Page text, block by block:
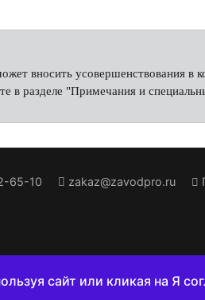
вносить усовершенствования в
в разделе "Примечания и
65-10
сайт или кликая на Я